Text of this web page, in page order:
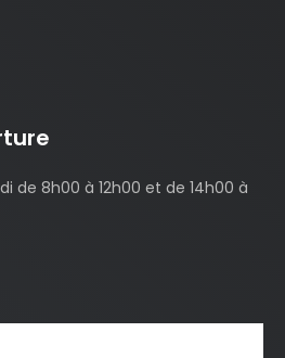
de 8h00 à 12h00 et de 14h00 à